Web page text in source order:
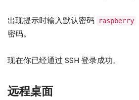
出现提示时输入默认密码 raspberry
密码。
现在你已经通过 SSH 登录成功。
远程桌面